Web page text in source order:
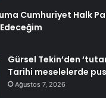
Cumhuriyet Halk
Gürsel Tekin’den
Tarihi meselelerde
Ağustos 7, 2026